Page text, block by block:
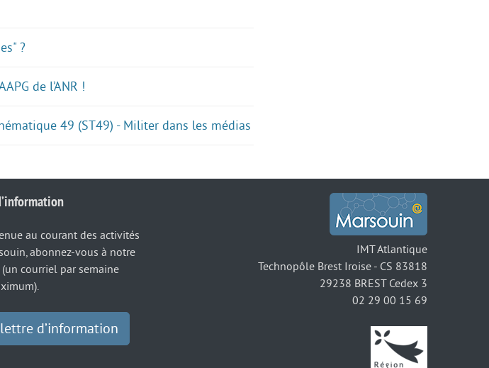
?
de l’ANR !
49 (ST49) - Militer dans les médias
au courant des activités
abonnez-vous à notre
courriel par semaine
d’information
IMT Atlantique
Technopôle Brest Iroise - CS 83818
29238 BREST Cedex 3
02 29 00 15 69